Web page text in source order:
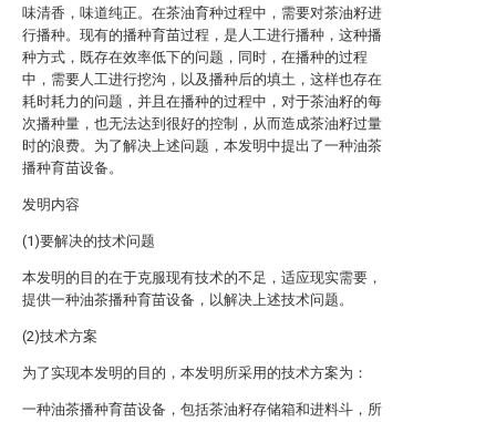
味清香，味道纯正。在茶油育种过程中，需要对茶油籽进
行播种。现有的播种育苗过程，是人工进行播种，这种播
种方式，既存在效率低下的问题，同时，在播种的过程
中，需要人工进行挖沟，以及播种后的填土，这样也存在
耗时耗力的问题，并且在播种的过程中，对于茶油籽的每
次播种量，也无法达到很好的控制，从而造成茶油籽过量
时的浪费。为了解决上述问题，本发明中提出了一种油茶
播种育苗设备。
发明内容
(1)要解决的技术问题
本发明的目的在于克服现有技术的不足，适应现实需要，
提供一种油茶播种育苗设备，以解决上述技术问题。
(2)技术方案
为了实现本发明的目的，本发明所采用的技术方案为：
一种油茶播种育苗设备，包括茶油籽存储箱和进料斗，所